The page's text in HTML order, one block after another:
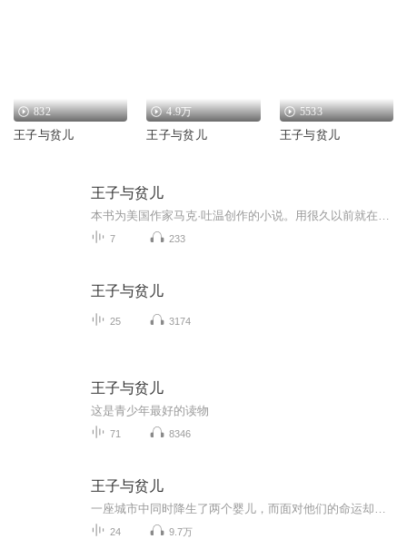
832
王子与贫儿
4.9万
王子与贫儿
5533
王子与贫儿
王子与贫儿
7 233
王子与贫儿
25 3174
王子与贫儿
这是青少年最好的读物
71 8346
王子与贫儿
24 9.7万